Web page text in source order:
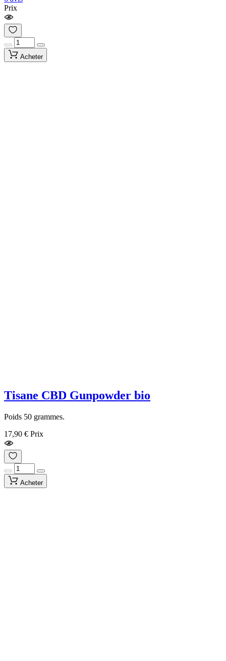
Prix
Acheter
Tisane CBD Gunpowder bio
Poids 50 grammes.
17,90 € Prix
Acheter